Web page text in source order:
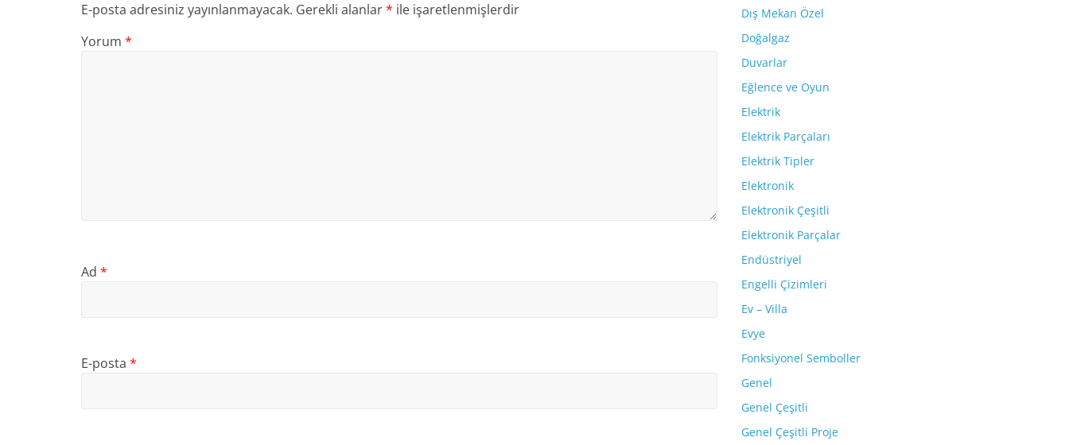
E-posta adresiniz yayınlanmayacak. Gerekli alanlar* ile işaretlenmişlerdir
Yorum *
Ad *
E-posta *
Dış Mekan Özel
Doğalgaz
Duvarlar
Eğlence ve Oyun
Elektrik
Elektrik Parçaları
Elektrik Tipler
Elektronik
Elektronik Çeşitli
Elektronik Parçalar
Endüstriyel
Engelli Çizimleri
Ev – Villa
Evye
Fonksiyonel Semboller
Genel
Genel Çeşitli
Genel Çeşitli Proje